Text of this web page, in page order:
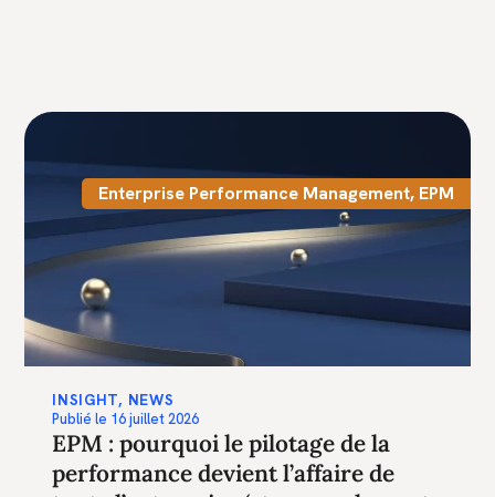
Enterprise Performance Management, EPM
INSIGHT, NEWS
Publié le 16 juillet 2026
EPM : pourquoi le pilotage de la
performance devient l’affaire de